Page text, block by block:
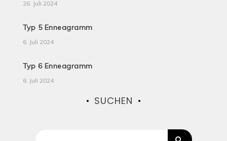
26. Juli 2024
Typ 5 Enneagramm
6. Juli 2024
Typ 6 Enneagramm
6. Juli 2024
SUCHEN